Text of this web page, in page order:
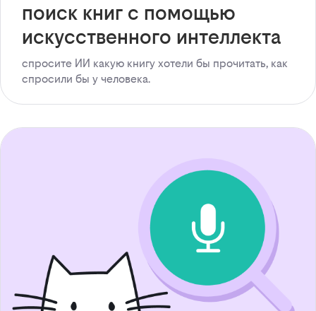
поиск книг с помощью
искусственного интеллекта
спросите ИИ какую книгу хотели бы прочитать, как
спросили бы у человека.